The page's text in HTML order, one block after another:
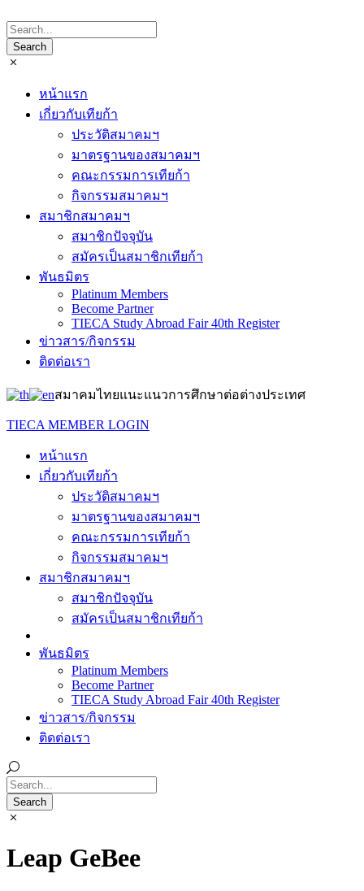
หน้าแรก
เกี่ยวกับเทียก้า
ประวัติสมาคมฯ
มาตรฐานของสมาคมฯ
คณะกรรมการเทียก้า
กิจกรรมสมาคมฯ
สมาชิกสมาคมฯ
สมาชิกปัจจุบัน
สมัครเป็นสมาชิกเทียก้า
พันธมิตร
Platinum Members
Become Partner
TIECA Study Abroad Fair 40th Register
ข่าวสาร/กิจกรรม
ติดต่อเรา
สมาคมไทยแนะแนวการศึกษาต่อต่างประเทศ
TIECA MEMBER LOGIN
หน้าแรก
เกี่ยวกับเทียก้า
ประวัติสมาคมฯ
มาตรฐานของสมาคมฯ
คณะกรรมการเทียก้า
กิจกรรมสมาคมฯ
สมาชิกสมาคมฯ
สมาชิกปัจจุบัน
สมัครเป็นสมาชิกเทียก้า
พันธมิตร
Platinum Members
Become Partner
TIECA Study Abroad Fair 40th Register
ข่าวสาร/กิจกรรม
ติดต่อเรา
Leap GeBee